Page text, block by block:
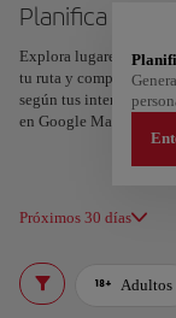
Planifica tu
Explora lugares,
tu ruta y compartirla.
según tus intereses y la
en Google Maps.
Próximos 30 días
Adultos